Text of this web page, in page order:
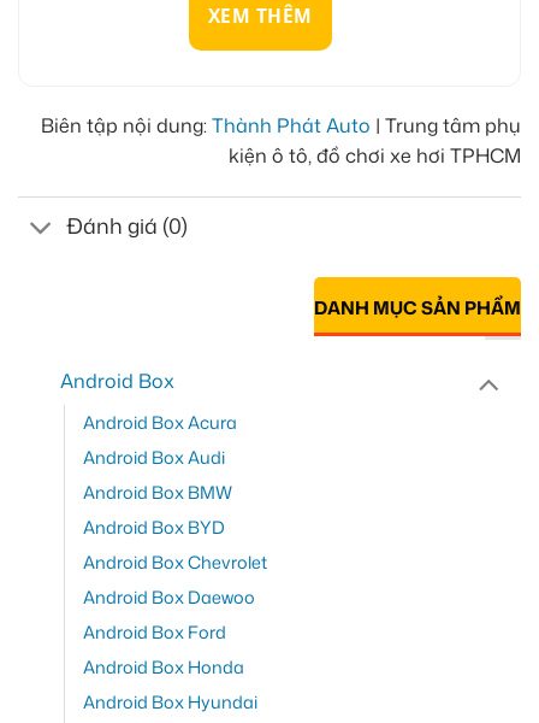
XEM THÊM
Biên tập nội dung:Thành Phát Auto | Trung tâm phụ
kiện ô tô, đồ chơi xe hơi TPHCM
Đánh giá (0)
DANH MỤC SẢN PHẨM
Android Box
Android Box Acura
Android Box Audi
Android Box BMW
Android Box BYD
Android Box Chevrolet
Android Box Daewoo
Android Box Ford
Android Box Honda
Android Box Hyundai